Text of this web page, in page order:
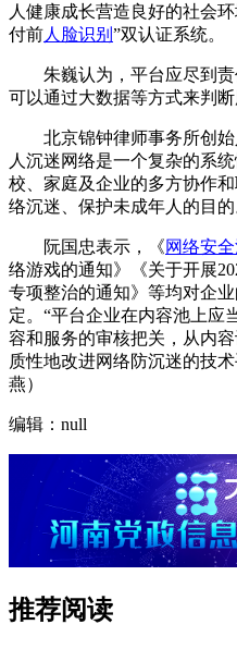
人健康成长营造良好的社会
付前人脸识别 ”双认证系统。
朱巍认为，平台应尽到责
可以通过大数据等方式来判断
北京锦钟律师事务所创始
人沉迷网络是一个复杂的系
校、家庭及企业的多方协作
络沉迷、保护未成年人的目的
阮国忠表示，《网络安
络游戏的通知》《关于开展
专项整治的通知》等均对企
定。“平台企业在内容池上应
容和服务的审核把关，从内
质性地改进网络防沉迷的技
燕）
编辑：null
推荐阅读